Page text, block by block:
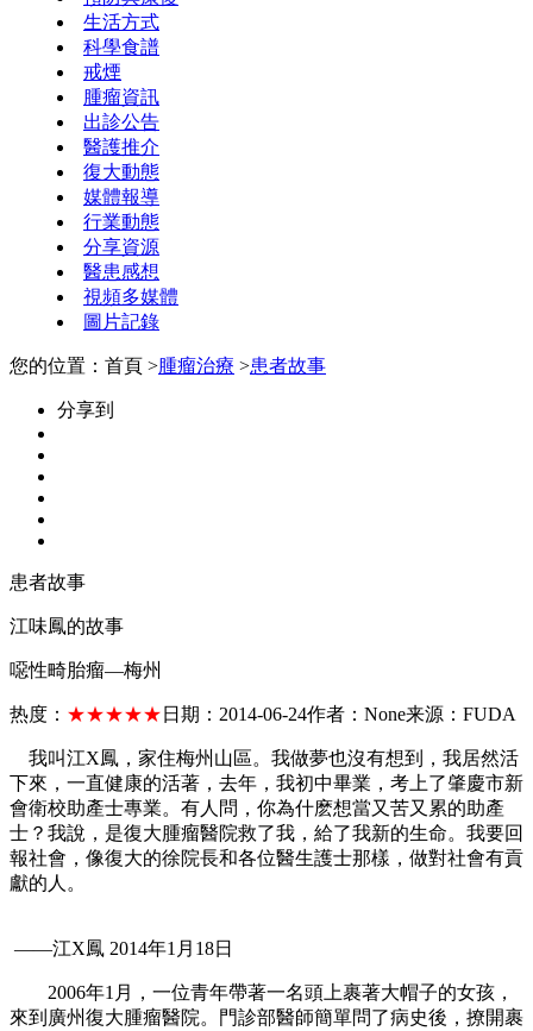
生活方式
科學食譜
戒煙
腫瘤資訊
出診公告
醫護推介
復大動態
媒體報導
行業動態
分享資源
醫患感想
視頻多媒體
圖片記錄
您的位置：首頁 >腫瘤治療 >患者故事
分享到
患者故事
江味鳳的故事
噁性畸胎瘤—梅州
热度： ★★★★★ 日期： 2014-06-24作者： None来源： FUDA
我叫江X鳳，家住梅州山區。我做夢也沒有想到，我居然活
下來，一直健康的活著，去年，我初中畢業，考上了肇慶市新
會衛校助產士專業。有人問，你為什麽想當又苦又累的助產
士？我說，是復大腫瘤醫院救了我，給了我新的生命。我要回
報社會，像復大的徐院長和各位醫生護士那樣，做對社會有貢
獻的人。
——江X鳳 2014年1 月 18日
2006年1 月，一位青年帶著一名頭上裹著大帽子的女孩，
來到廣州復大腫瘤醫院。門診部醫師簡單問了病史後，撩開裹